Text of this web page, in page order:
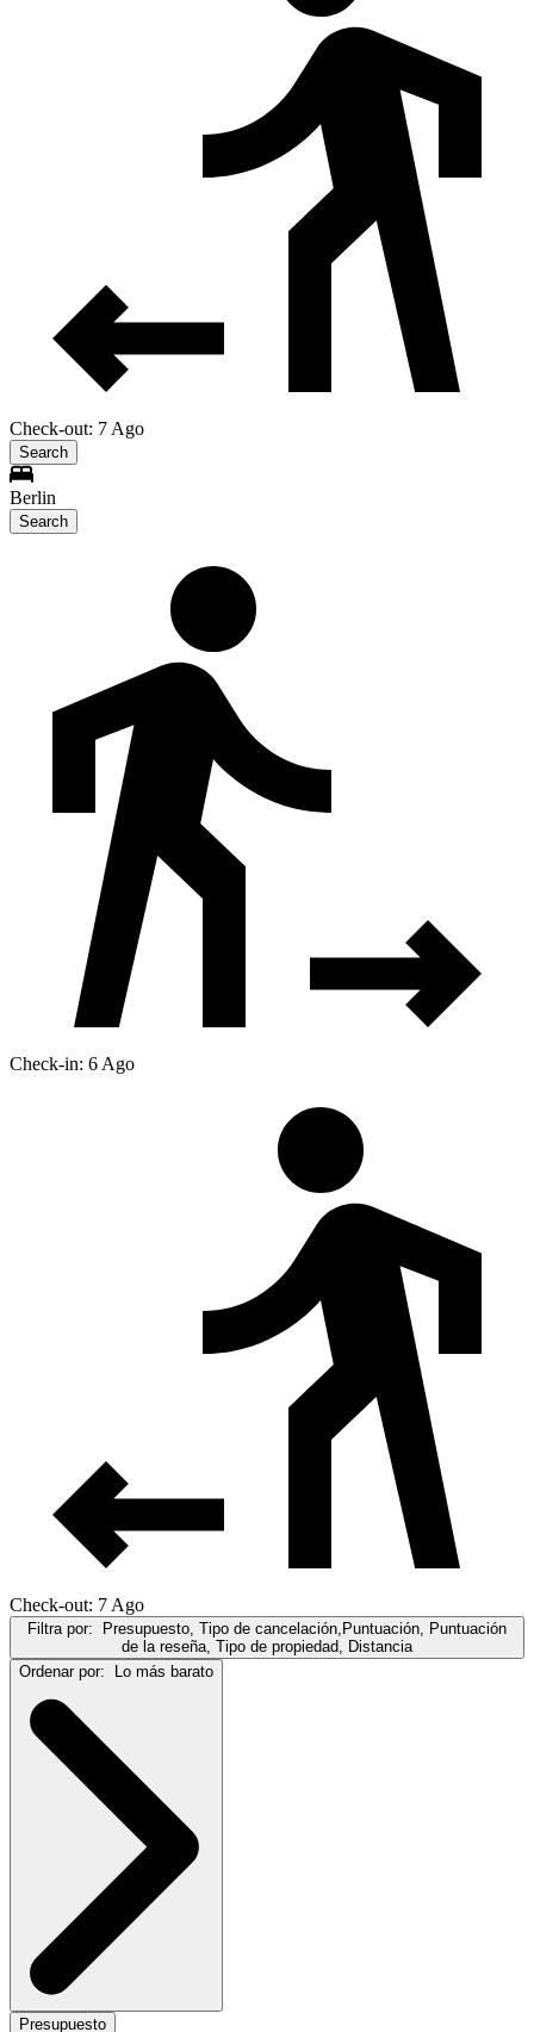
Check-out: 7 Ago
Search
Berlin
Search
Check-in: 6 Ago
Check-out: 7 Ago
Filtra por:
Presupuesto, Tipo de cancelación,Puntuación, Puntuación
de la reseña, Tipo de propiedad, Distancia
Ordenar por:
Lo más barato
Presupuesto